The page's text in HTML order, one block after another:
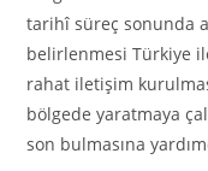
tarihî süreç sonunda
belirlenmesi Türkiye
rahat iletişim
bölgede yaratmaya
son bulmasına